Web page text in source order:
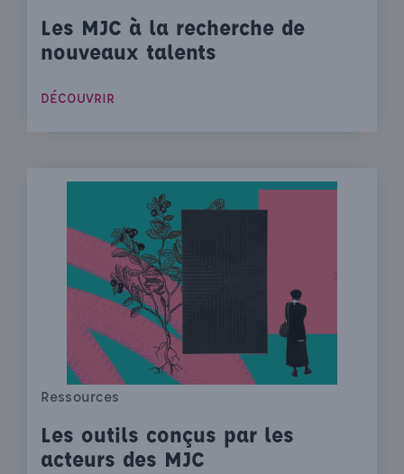
Les MJC à la recherche de
nouveaux talents
DÉCOUVRIR
Ressources
Les outils conçus par les
acteurs des MJC